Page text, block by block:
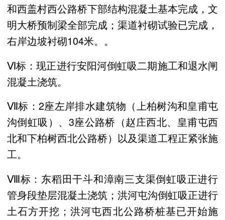
和西盖村西公路桥下部结构混凝土基本完成，文
明大桥预制梁全部完成；渠道衬砌试验已完成，
右岸边坡衬砌104米。。
Ⅵ标：现正进行安阳河倒虹吸二期施工和退水闸
混凝土浇筑。
Ⅶ标：2座左岸排水建筑物（上柏树沟和皇甫屯
沟倒虹吸）、3座公路桥（赵庄西北、皇甫屯西
北和下柏树西北公路桥）以及渠道工程正紧张施
工。
Ⅷ标：东稻田干斗和漳南三支渠倒虹吸正进行
管身段垫层混凝土浇筑；洪河屯沟倒虹吸正进行
土石方开挖；洪河屯西北公路桥桩基已开始施